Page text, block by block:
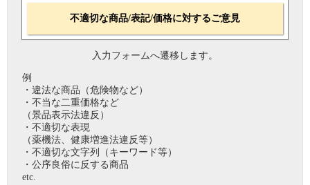
不適切な商品/表記/価格に対するご意見
入力フォームへ遷移します。
例
・違法な商品（危険物など）
・不当な二重価格など
（景品表示法違反）
・不適切な表現
（薬機法、健康増進法違反等）
・不適切な文字列（キーワード等）
・公序良俗に反する商品
etc.